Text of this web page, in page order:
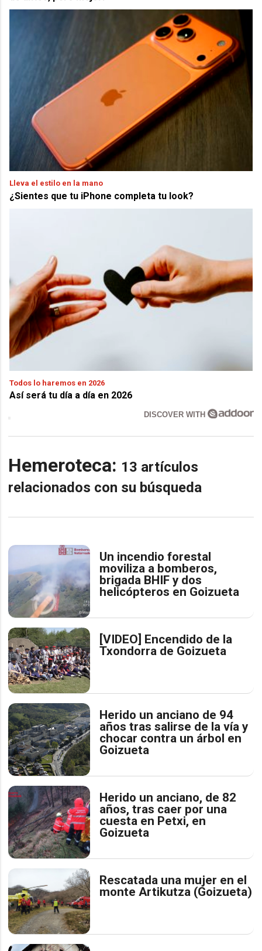
Lleva el estilo en la mano
¿Sientes que tu iPhone completa tu look?
Todos lo haremos en 2026
Así será tu día a día en 2026
DISCOVER WITH
Hemeroteca: 13 artículos
relacionados con su búsqueda
Un incendio forestal
moviliza a bomberos,
brigada BHIF y dos
helicópteros en Goizueta
[VIDEO] Encendido de la
Txondorra de Goizueta
Herido un anciano de 94
años tras salirse de la vía y
chocar contra un árbol en
Goizueta
Herido un anciano, de 82
años, tras caer por una
cuesta en Petxi, en
Goizueta
Rescatada una mujer en el
monte Artikutza (Goizueta)